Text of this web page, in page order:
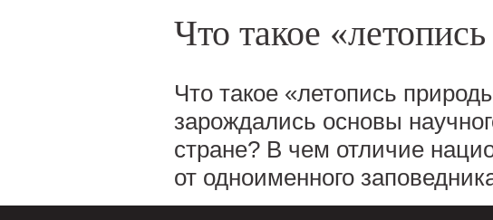
Что такое
Что такое «летопись
зарождались основы
стране? В чем отличие
от одноименного